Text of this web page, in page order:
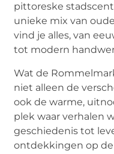
pittoreske
unieke mix van
vind je alles, van
tot modern
Wat de
niet alleen de
ook de warme,
plek waar verhalen
geschiedenis tot
ontdekkingen op de